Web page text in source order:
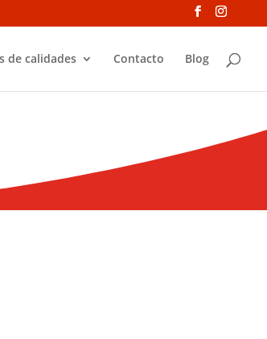
de calidades Contacto Blog